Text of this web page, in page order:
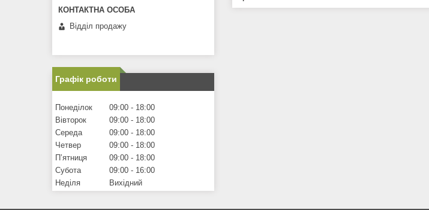
Відділ продажу
Графік роботи
Понеділок 09:00
18:00
Вівторок
09:00
18:00
Середа
09:00
18:00
Четвер
09:00
18:00
Пʼятниця
09:00
18:00
Субота
09:00
16:00
Неділя
Вихідний